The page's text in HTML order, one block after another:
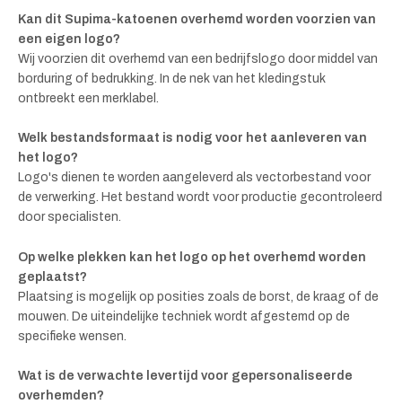
Kan dit Supima-katoenen overhemd worden voorzien van
een eigen logo?
Wij voorzien dit overhemd van een bedrijfslogo door middel van
borduring of bedrukking. In de nek van het kledingstuk
ontbreekt een merklabel.
Welk bestandsformaat is nodig voor het aanleveren van
het logo?
Logo's dienen te worden aangeleverd als vectorbestand voor
de verwerking. Het bestand wordt voor productie gecontroleerd
door specialisten.
Op welke plekken kan het logo op het overhemd worden
geplaatst?
Plaatsing is mogelijk op posities zoals de borst, de kraag of de
mouwen. De uiteindelijke techniek wordt afgestemd op de
specifieke wensen.
Wat is de verwachte levertijd voor gepersonaliseerde
overhemden?